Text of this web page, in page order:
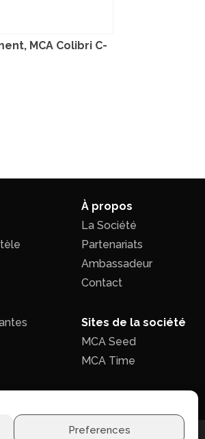
Preferences
MCA Colibri C-
À propos
La Société
Partenariats
Ambassadeur
Contact
Sites de la société
MCA Seed
MCA Time